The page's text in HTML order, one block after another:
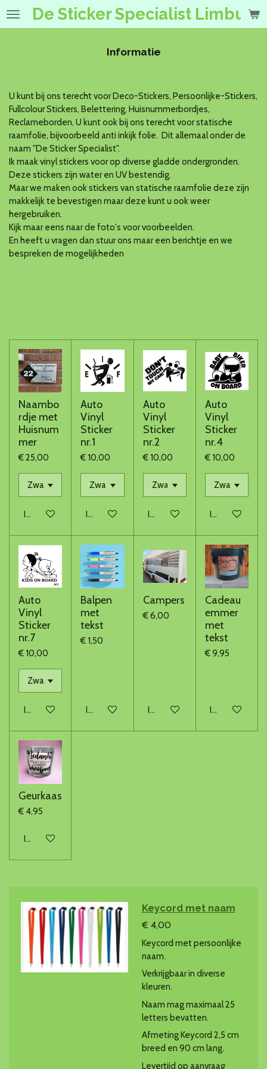
Ga
De Sticker Specialist Limburg
Informatie
U kunt bij ons terecht voor Deco-Stickers, Persoonlijke-Stickers,
Fullcolour Stickers, Belettering, Huisnummerbordjes,
Reclameborden, U kunt ook bij ons terecht voor statische
raamfolie, bijvoorbeeld anti inkijk folie. Dit allemaal onder de
naam "De Sticker Specialist".
Ik maak vinyl stickers voor op diverse gladde ondergronden.
Deze stickers zijn water en UV bestendig.
Maar we maken ook stickers van statische raamfolie deze zijn
makkelijk te bevestigen maar deze kunt u ook weer
hergebruiken.
Kijk maar eens naar de foto's voor voorbeelden.
En heeft u vragen dan stuur ons maar een berichtje en we
bespreken de mogelijkheden
Naambo
rdje met
Huisnum
mer
€ 25,00
In winkelwagen
Auto
Vinyl
Sticker
nr.1
€ 10,00
In winkelwagen
Auto
Vinyl
Sticker
nr.2
€ 10,00
In winkelwagen
Auto
Vinyl
Sticker
nr.4
€ 10,00
In
Auto
Vinyl
Sticker
nr.7
€ 10,00
In winkelwagen
Balpen
met
tekst
€ 1,50
In winkelwagen
Campers
€ 6,00
In winkelwagen
Cadeau
emmer
met
tekst
€ 9,95
In
Geurkaas
€ 4,95
In winkelwagen
Keycord met naam
€ 4,00
Keycord met persoonlijke
naam.
Verkrijgbaar in diverse
kleuren.
Naam mag maximaal 25
letters bevatten.
Afmeting Keycord 2,5 cm
breed en 90 cm lang.
Levertijd op aanvraag